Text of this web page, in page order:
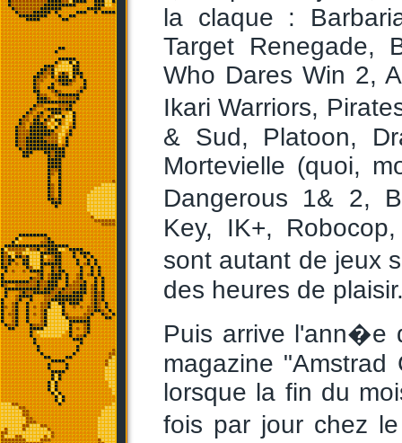
la claque :
Target Renegade,
Who Dares Win 2,
Ikari Warriors,
& Sud, Platoon,
Mortevielle (quoi,
Dangerous 1& 2,
Key, IK+,
sont autant de jeux
des heures de
Puis arrive l'ann�e
magazine
lorsque la fin du
fois par jour chez